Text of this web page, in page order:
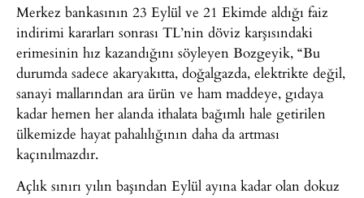
Merkez bankasının 23 Eylül ve 21 Ekimde aldığı faiz
indirimi kararları sonrası TL’nin döviz karşısındaki
erimesinin hız kazandığını söyleyen Bozgeyik, “Bu
durumda sadece akaryakıtta, doğalgazda, elektrikte değil,
sanayi mallarından ara ürün ve ham maddeye, gıdaya
kadar hemen her alanda ithalata bağımlı hale getirilen
ülkemizde hayat pahalılığının daha da artması
kaçınılmazdır.
Açlık sınırı yılın başından Eylül ayına kadar olan dokuz